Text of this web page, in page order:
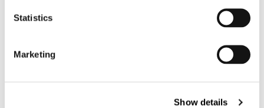
Statistics
Marketing
Show details